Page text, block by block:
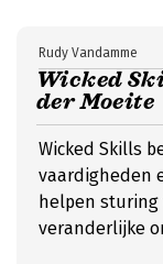
Wicked
der Moeite
Rudy Vandamme
Wicked Skills
vaardigheden
helpen sturing
veranderlijke